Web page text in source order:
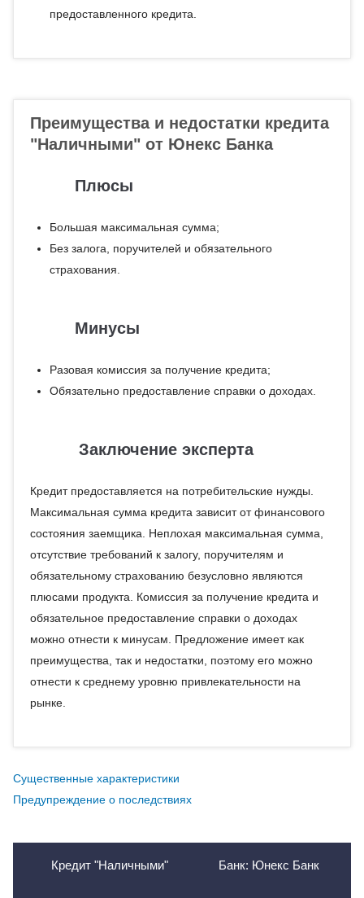
предоставленного кредита.
Преимущества и недостатки кредита
"Наличными" от Юнекс Банка
Плюсы
Большая максимальная сумма;
Без залога, поручителей и обязательного
страхования.
Минусы
Разовая комиссия за получение кредита;
Обязательно предоставление справки о доходах.
Заключение эксперта
Кредит предоставляется на потребительские нужды.
Максимальная сумма кредита зависит от финансового
состояния заемщика. Неплохая максимальная сумма,
отсутствие требований к залогу, поручителям и
обязательному страхованию безусловно являются
плюсами продукта. Комиссия за получение кредита и
обязательное предоставление справки о доходах
можно отнести к минусам. Предложение имеет как
преимущества, так и недостатки, поэтому его можно
отнести к среднему уровню привлекательности на
рынке.
Существенные характеристики
Предупреждение о последствиях
Кредит "Наличными" Банк: Юнекс Банк